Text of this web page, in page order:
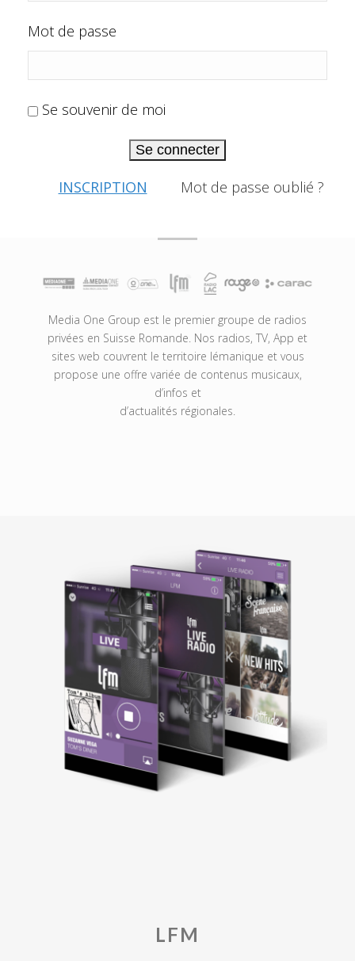
Mot de passe
Se souvenir de moi
Se connecter
INSCRIPTION Mot de passe oublié ?
Media One Group est le premier groupe de radios
privées en Suisse Romande. Nos radios, TV, App et
sites web couvrent le territoire lémanique et vous
propose une offre variée de contenus musicaux,
d’infos et
d’actualités régionales.
LFM